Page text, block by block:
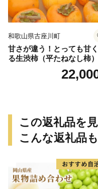
和歌山県古座川町
甘さが違う！とっても甘
る生渋柿（平たねなし柿
ップ付約4.5～5kg 約24
この返礼品を
こんな返礼品